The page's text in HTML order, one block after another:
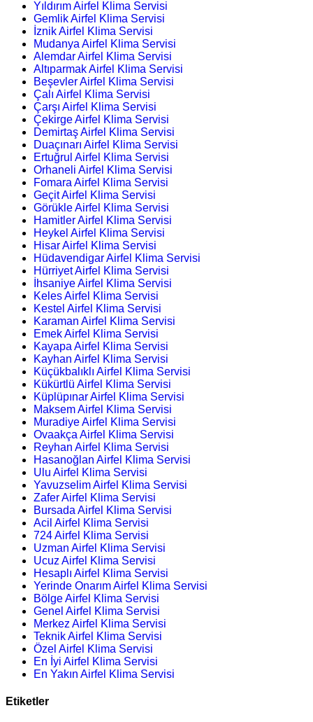
Yıldırım Airfel Klima Servisi
Gemlik Airfel Klima Servisi
İznik Airfel Klima Servisi
Mudanya Airfel Klima Servisi
Alemdar Airfel Klima Servisi
Altıparmak Airfel Klima Servisi
Beşevler Airfel Klima Servisi
Çalı Airfel Klima Servisi
Çarşı Airfel Klima Servisi
Çekirge Airfel Klima Servisi
Demirtaş Airfel Klima Servisi
Duaçınarı Airfel Klima Servisi
Ertuğrul Airfel Klima Servisi
Orhaneli Airfel Klima Servisi
Fomara Airfel Klima Servisi
Geçit Airfel Klima Servisi
Görükle Airfel Klima Servisi
Hamitler Airfel Klima Servisi
Heykel Airfel Klima Servisi
Hisar Airfel Klima Servisi
Hüdavendigar Airfel Klima Servisi
Hürriyet Airfel Klima Servisi
İhsaniye Airfel Klima Servisi
Keles Airfel Klima Servisi
Kestel Airfel Klima Servisi
Karaman Airfel Klima Servisi
Emek Airfel Klima Servisi
Kayapa Airfel Klima Servisi
Kayhan Airfel Klima Servisi
Küçükbalıklı Airfel Klima Servisi
Kükürtlü Airfel Klima Servisi
Küplüpınar Airfel Klima Servisi
Maksem Airfel Klima Servisi
Muradiye Airfel Klima Servisi
Ovaakça Airfel Klima Servisi
Reyhan Airfel Klima Servisi
Hasanoğlan Airfel Klima Servisi
Ulu Airfel Klima Servisi
Yavuzselim Airfel Klima Servisi
Zafer Airfel Klima Servisi
Bursada Airfel Klima Servisi
Acil Airfel Klima Servisi
724 Airfel Klima Servisi
Uzman Airfel Klima Servisi
Ucuz Airfel Klima Servisi
Hesaplı Airfel Klima Servisi
Yerinde Onarım Airfel Klima Servisi
Bölge Airfel Klima Servisi
Genel Airfel Klima Servisi
Merkez Airfel Klima Servisi
Teknik Airfel Klima Servisi
Özel Airfel Klima Servisi
En İyi Airfel Klima Servisi
En Yakın Airfel Klima Servisi
Etiketler